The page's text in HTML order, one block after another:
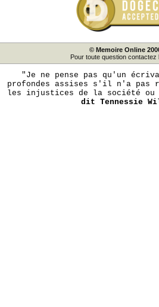
© Memoire Online
Pour toute question contactez
"Je ne pense pas qu'un
profondes assises s'il n'a pas
les injustices de la société
dit Tennessie